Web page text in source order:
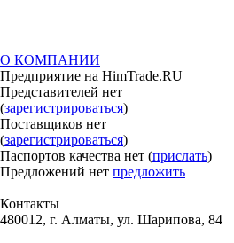
О КОМПАНИИ
Предприятие на HimTrade.RU
Представителей нет
(зарегистрироваться)
Поставщиков нет
(зарегистрироваться)
Паспортов качества нет (прислать)
Предложений нет предложить
Контакты
480012, г. Алматы, ул. Шарипова, 84